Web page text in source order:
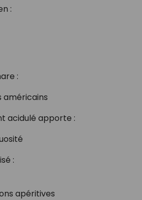
:
:
américains
acidulé apporte :
:
apéritives